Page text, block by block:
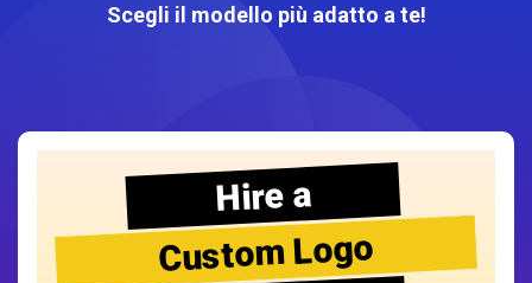
Scegli il modello più adatto a te!
Hire a
Custom Logo